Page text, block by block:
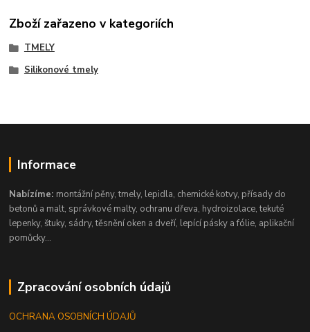
Zboží zařazeno v kategoriích
TMELY
Silikonové tmely
Informace
Nabízíme: montážní pěny, tmely, lepidla, chemické kotvy, přísady do
betonů a malt, správkové malty, ochranu dřeva, hydroizolace, tekuté
lepenky, štuky, sádry, těsnění oken a dveří, lepící pásky a fólie, aplikační
pomůcky...
Zpracování osobních údajů
OCHRANA OSOBNÍCH ÚDAJŮ